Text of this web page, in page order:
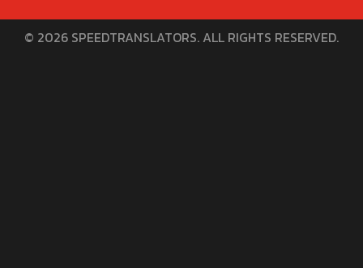
© 2026 SPEEDTRANSLATORS. ALL RIGHTS RESERVED.